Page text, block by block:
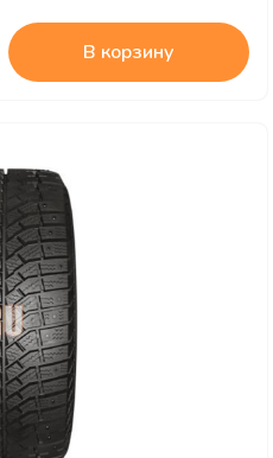
В корзину